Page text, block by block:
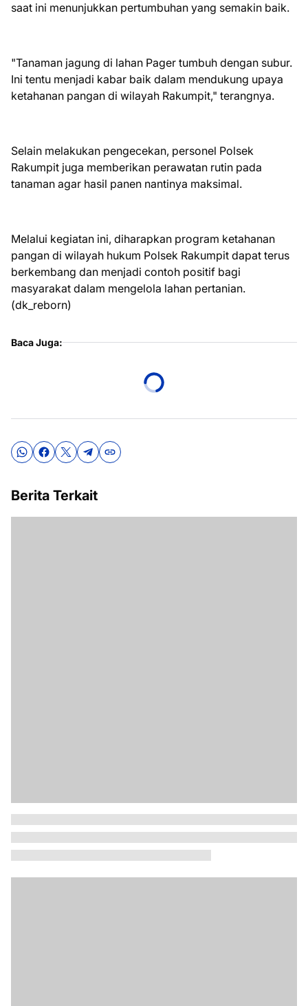
saat ini menunjukkan pertumbuhan yang semakin baik.
"Tanaman jagung di lahan Pager tumbuh dengan subur.
Ini tentu menjadi kabar baik dalam mendukung upaya
ketahanan pangan di wilayah Rakumpit," terangnya.
Selain melakukan pengecekan, personel Polsek
Rakumpit juga memberikan perawatan rutin pada
tanaman agar hasil panen nantinya maksimal.
Melalui kegiatan ini, diharapkan program ketahanan
pangan di wilayah hukum Polsek Rakumpit dapat terus
berkembang dan menjadi contoh positif bagi
masyarakat dalam mengelola lahan pertanian.
(dk_reborn)
Baca Juga:
Berita Terkait